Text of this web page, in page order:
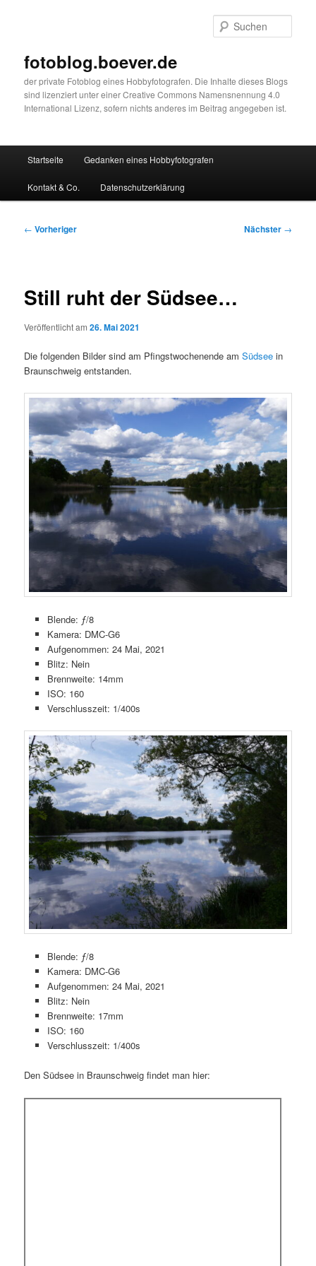
fotoblog.boever.de
der private Fotoblog eines Hobbyfotografen. Die Inhalte dieses Blogs
sind lizenziert unter einer Creative Commons Namensnennung 4.0
International Lizenz, sofern nichts anderes im Beitrag angegeben ist.
Startseite Gedanken eines Hobbyfotografen
Kontakt & Co. Datenschutzerklärung
Beitragsnavigation
← Vorheriger Nächster →
Still ruht der Südsee…
Veröffentlicht am26. Mai 2021
Die folgenden Bilder sind am Pfingstwochenende amSüdsee in
Braunschweig entstanden.
Blende: ƒ/8
Kamera: DMC-G6
Aufgenommen: 24 Mai, 2021
Blitz: Nein
Brennweite: 14mm
ISO: 160
Verschlusszeit: 1/400s
Blende: ƒ/8
Kamera: DMC-G6
Aufgenommen: 24 Mai, 2021
Blitz: Nein
Brennweite: 17mm
ISO: 160
Verschlusszeit: 1/400s
Den Südsee in Braunschweig findet man hier: